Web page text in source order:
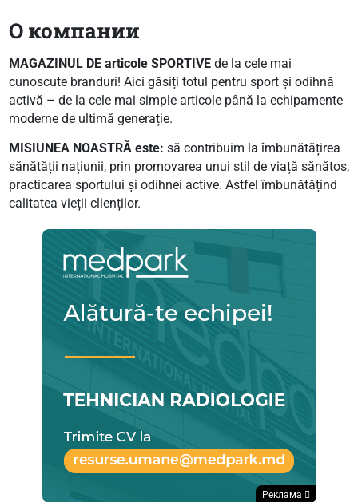
О компании
MAGAZINUL DE articole SPORTIVEde la cele mai
cunoscute branduri! Aici găsiți totul pentru sport și odihnă
activă – de la cele mai simple articole până la echipamente
moderne de ultimă generație.
MISIUNEA NOASTRĂ este: să contribuim la îmbunătățirea
sănătății națiunii, prin promovarea unui stil de viață sănătos,
practicarea sportului și odihnei active. Astfel îmbunătățind
calitatea vieții clienților.
Реклама